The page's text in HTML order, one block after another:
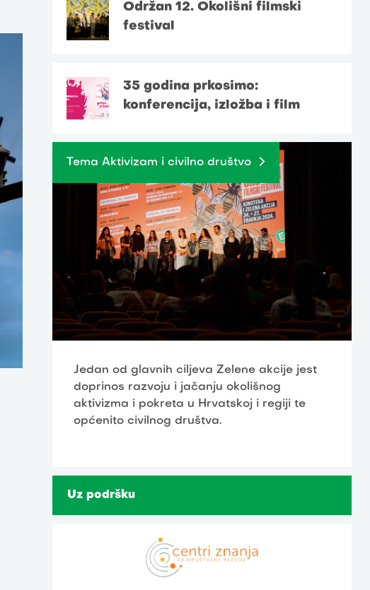
Održan 12. Okolišni filmski
festival
35 godina prkosimo:
konferencija, izložba i film
Tema Aktivizam i civilno društvo
Jedan od glavnih ciljeva Zelene akcije jest
doprinos razvoju i jačanju okolišnog
aktivizma i pokreta u Hrvatskoj i regiji te
općenito civilnog društva.
Uz podršku